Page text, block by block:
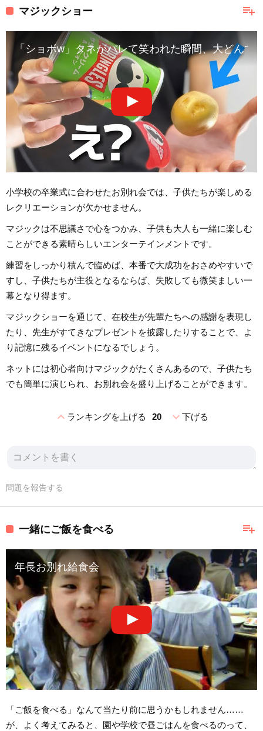
playlist_add
マジックショー
「ショボw」タネがバレて笑われた瞬間、大どんで
小学校の卒業式に合わせたお別れ会では、子供たちが楽しめる
レクリエーションが欠かせません。
マジックは不思議さで心をつかみ、子供も大人も一緒に楽しむ
ことができる素晴らしいエンターテインメントです。
練習をしっかり積んで臨めば、本番で大成功をおさめやすいで
すし、子供たちが主役となるならば、失敗しても微笑ましい一
幕となり得ます。
マジックショーを通じて、在校生が先輩たちへの感謝を表現し
たり、先生がすてきなプレゼントを披露したりすることで、よ
り記憶に残るイベントになるでしょう。
ネットには初心者向けマジックがたくさんあるので、子供たち
でも簡単に演じられ、お別れ会を盛り上げることができます。
expand_lessランキングを上げる 20 expand_more下げる
問題を報告する
playlist_add
一緒にご飯を食べる
年長お別れ給食会
「ご飯を食べる」なんて当たり前に思うかもしれません……
が、よく考えてみると、園や学校で昼ごはんを食べるのって、